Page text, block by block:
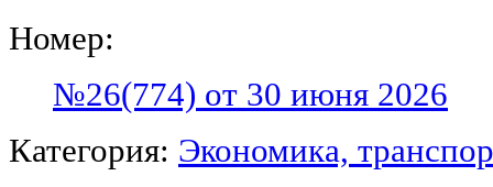
Номер:
№26(774) от 30 июня 2026
Категория: Экономика,